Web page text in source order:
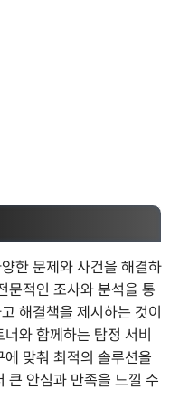
한 문제와 사건을 해결하
문적인 조사와 분석을 통
해결책을 제시하는 것이
와 함께하는 탐정 서비
맞춰 최적의 솔루션을
큰 안심과 만족을 느낄 수